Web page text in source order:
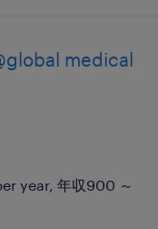
medical
year, 年収900 ～